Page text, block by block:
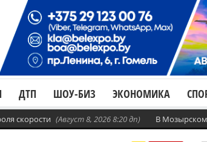
ДТП ШОУ-БИЗ ЭКОНОМИКА
скорости (Август 8, 2026 8:20 дп) В